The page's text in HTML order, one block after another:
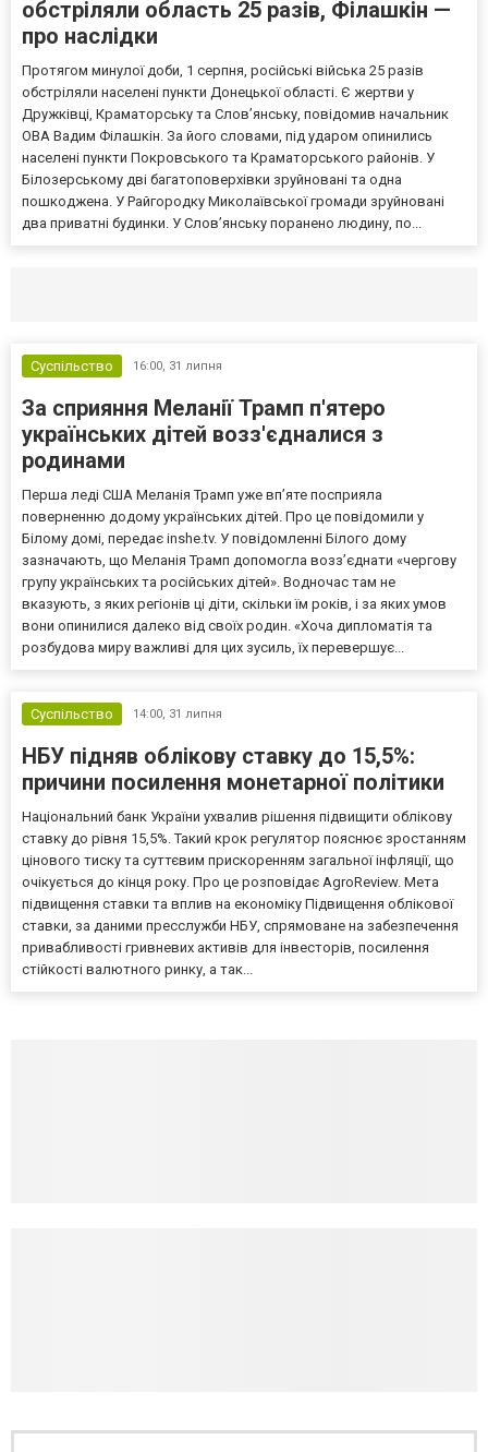
обстріляли область 25 разів, Філашкін —
про наслідки
Протягом минулої доби, 1 серпня, російські війська 25 разів
обстріляли населені пункти Донецької області. Є жертви у
Дружківці, Краматорську та Слов’янську, повідомив начальник
ОВА Вадим Філашкін. За його словами, під ударом опинились
населені пункти Покровського та Краматорського районів. У
Білозерському дві багатоповерхівки зруйновані та одна
пошкоджена. У Райгородку Миколаївської громади зруйновані
два приватні будинки. У Слов’янську поранено людину, по...
Суспільство 16:00, 31 липня
За сприяння Меланії Трамп п'ятеро
українських дітей возз'єдналися з
родинами
Перша леді США Меланія Трамп уже впʼяте посприяла
поверненню додому українських дітей. Про це повідомили у
Білому домі, передає inshe.tv. У повідомленні Білого дому
зазначають, що Меланія Трамп допомогла возз’єднати «чергову
групу українських та російських дітей». Водночас там не
вказують, з яких регіонів ці діти, скільки їм років, і за яких умов
вони опинилися далеко від своїх родин. «Хоча дипломатія та
розбудова миру важливі для цих зусиль, їх перевершує...
Суспільство 14:00, 31 липня
НБУ підняв облікову ставку до 15,5%:
причини посилення монетарної політики
Національний банк України ухвалив рішення підвищити облікову
ставку до рівня 15,5%. Такий крок регулятор пояснює зростанням
цінового тиску та суттєвим прискоренням загальної інфляції, що
очікується до кінця року. Про це розповідає AgroReview. Мета
підвищення ставки та вплив на економіку Підвищення облікової
ставки, за даними пресслужби НБУ, спрямоване на забезпечення
привабливості гривневих активів для інвесторів, посилення
стійкості валютного ринку, а так...